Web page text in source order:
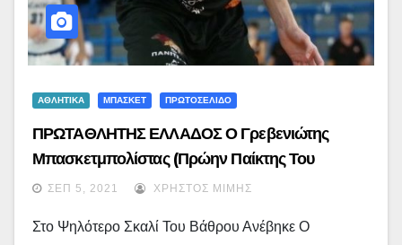
ΑΘΛΗΤΙΚΑ ΜΠΑΣΚΕΤ ΠΡΩΤΟΣΕΛΙΔΟ
ΠΡΩΤΑΘΛΗΤΗΣ ΕΛΛΑΔΟΣ Ο Γρεβενιώτης
Μπασκετμπολίστας (πρώην Παίκτης Του
Πρωτέα) ΓΙΑΝΝΗΣ ΚΑΝΑΒΟΣ Με Την Παιδική
ΣΕΠ 5, 2021 ΧΡΉΣΤΟΣ ΜΊΜΗΣ
Στο Ψηλότερο Σκαλί Του Βάθρου Ανέβηκε Ο